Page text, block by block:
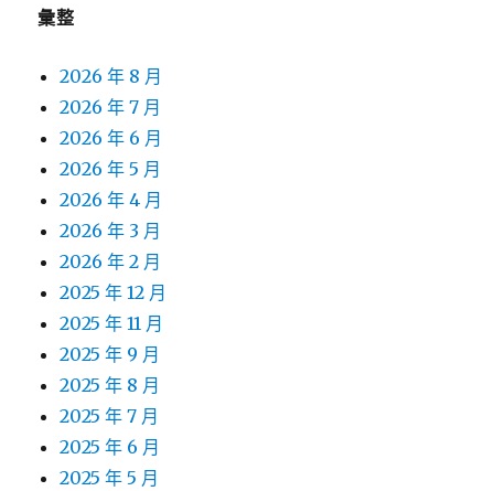
彙整
2026 年 8 月
2026 年 7 月
2026 年 6 月
2026 年 5 月
2026 年 4 月
2026 年 3 月
2026 年 2 月
2025 年 12 月
2025 年 11 月
2025 年 9 月
2025 年 8 月
2025 年 7 月
2025 年 6 月
2025 年 5 月